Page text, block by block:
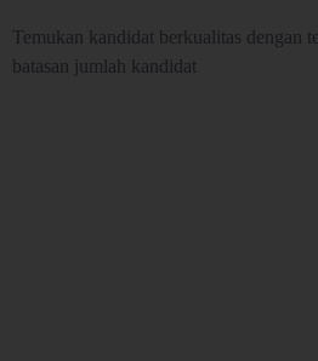
Temukan kandidat berkualitas dengan
batasan jumlah kandidat